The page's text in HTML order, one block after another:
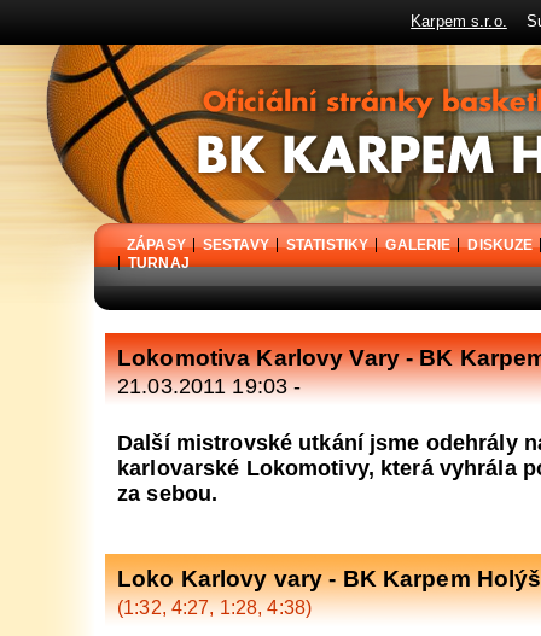
Karpem s.r.o.
BK Karpem Holýšov - oficiální stránky basketbalového klubu
ZÁPASY SESTAVY STATISTIKY GALERIE
DISKUZE
TURNAJ
Lokomotiva Karlovy Vary - BK
21.03.2011 19:03 -
Další mistrovské utkání jsme odehrály
karlovarské Lokomotivy, která vyhrála
za sebou.
Loko Karlovy vary - BK Karpem
(1:32, 4:27, 1:28, 4:38)